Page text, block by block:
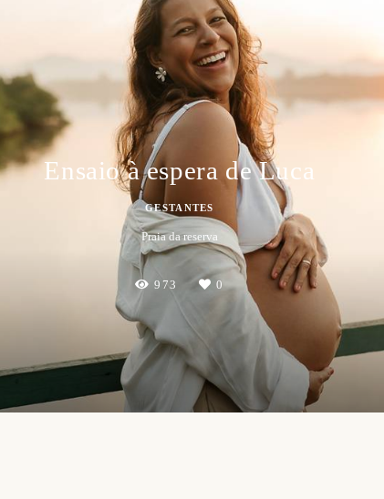
Ensaio à espera de Luca
GESTANTES
Praia da reserva
973 0